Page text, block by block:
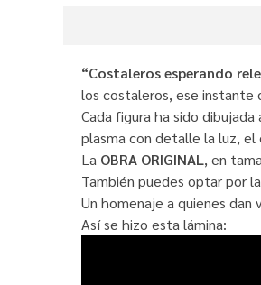
“Costaleros esperando
los costaleros, ese instante
Cada figura ha sido dibujada
plasma con detalle la luz,
La OBRA ORIGINAL, en
También puedes optar por la
Un homenaje a quienes dan
Así se hizo esta lámina: